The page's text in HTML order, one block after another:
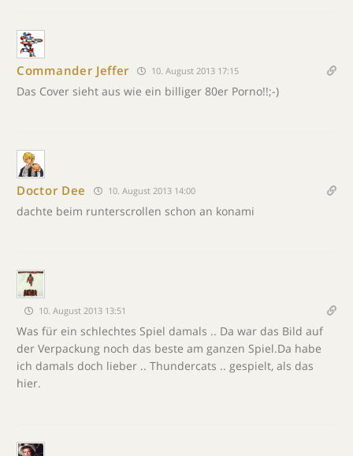
Commander Jeffer 10. August 2013 17:15
Das Cover sieht aus wie ein billiger 80er Porno!!;-)
Doctor Dee 10. August 2013 14:00
dachte beim runterscrollen schon an konami
10. August 2013 13:51
Was für ein schlechtes Spiel damals .. Da war das Bild auf
der Verpackung noch das beste am ganzen Spiel.Da habe
ich damals doch lieber .. Thundercats .. gespielt, als das
hier.